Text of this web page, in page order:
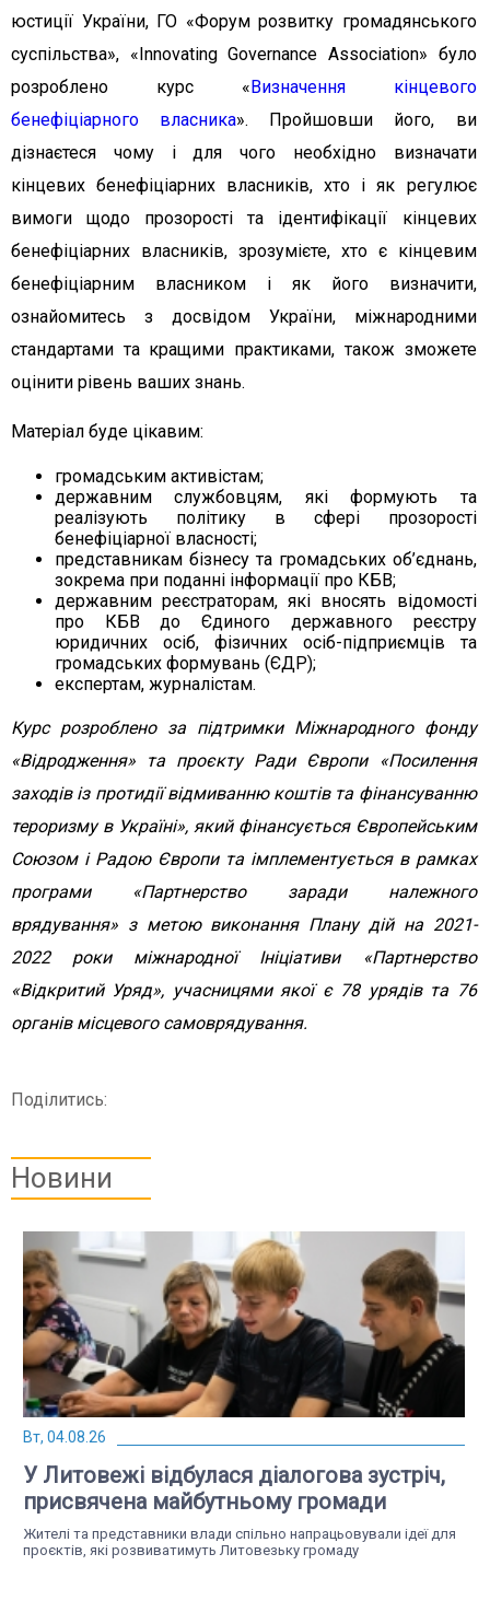
юстиції України, ГО «Форум розвитку громадянського
суспільства», «Innovating Governance Association» було
розроблено курс «Визначення кінцевого
бенефіціарного власника». Пройшовши його, ви
дізнаєтеся чому і для чого необхідно визначати
кінцевих бенефіціарних власників, хто і як регулює
вимоги щодо прозорості та ідентифікації кінцевих
бенефіціарних власників, зрозумієте, хто є кінцевим
бенефіціарним власником і як його визначити,
ознайомитесь з досвідом України, міжнародними
стандартами та кращими практиками, також зможете
оцінити рівень ваших знань.
Матеріал буде цікавим:
громадським активістам;
державним службовцям, які формують та
реалізують політику в сфері прозорості
бенефіціарної власності;
представникам бізнесу та громадських об’єднань,
зокрема при поданні інформації про КБВ;
державним реєстраторам, які вносять відомості
про КБВ до Єдиного державного реєстру
юридичних осіб, фізичних осіб-підприємців та
громадських формувань (ЄДР);
експертам, журналістам.
Курс розроблено за підтримки Міжнародного фонду
«Відродження» та проєкту Ради Європи «Посилення
заходів із протидії відмиванню коштів та фінансуванню
тероризму в Україні», який фінансується Європейським
Союзом і Радою Європи та імплементується в рамках
програми «Партнерство заради належного
врядування» з метою виконання Плану дій на 2021-
2022 роки міжнародної Ініціативи «Партнерство
«Відкритий Уряд», учасницями якої є 78 урядів та 76
органів місцевого самоврядування.
Поділитись:
Новини
Вт, 04.08.26
У Литовежі відбулася діалогова зустріч,
присвячена майбутньому громади
Жителі та представники влади спільно напрацьовували ідеї для
проєктів, які розвиватимуть Литовезьку громаду